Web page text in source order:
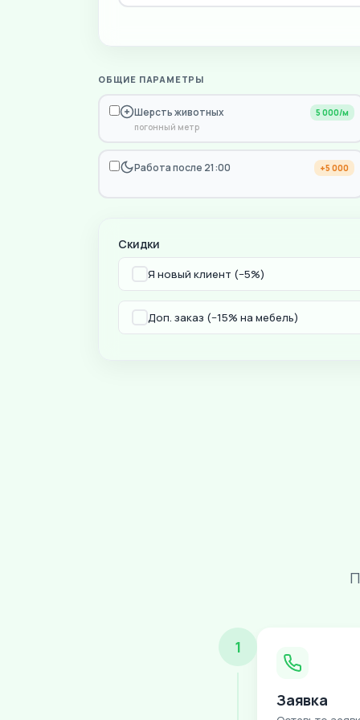
ОБЩИЕ ПАРАМЕТРЫ
Шерсть животных
погонный метр
5 000/м
Работа после 21:00 +5 000
Скидки
Я новый клиент (−5%)
Доп. заказ (−15% на мебель)
1
Заявка